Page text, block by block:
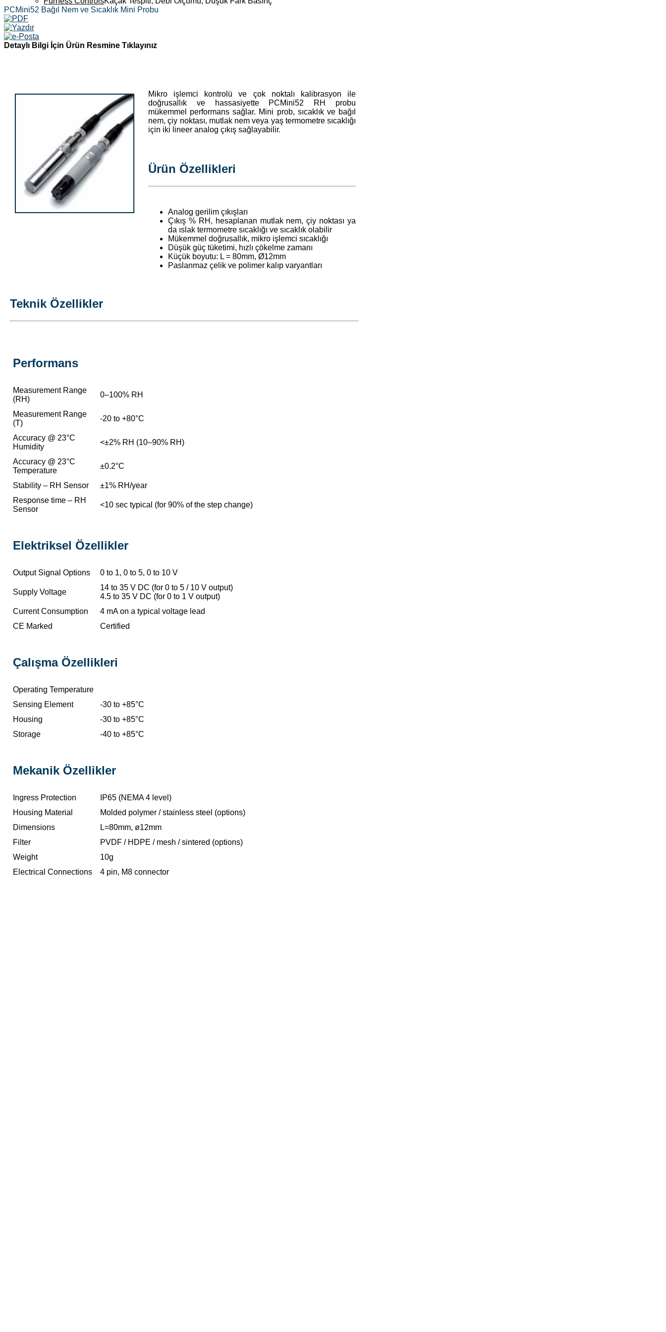
PCMini52 Bağıl Nem ve Sıcaklık Mini Probu
Detaylı Bilgi İçin Ürün Resmine Tıklayınız
Mikro işlemci kontrolü ve çok noktalı kalibrasyon ile
doğrusallık ve hassasiyette PCMini52 RH probu
mükemmel performans sağlar. Mini prob, sıcaklık ve bağıl
nem, çiy noktası, mutlak nem veya yaş termometre sıcaklığı
için iki lineer analog çıkış sağlayabilir.
Ürün Özellikleri
Analog gerilim çıkışları
Çıkış % RH, hesaplanan mutlak nem, çiy noktası ya
da ıslak termometre sıcaklığı ve sıcaklık olabilir
Mükemmel doğrusallık, mikro işlemci sıcaklığı
Düşük güç tüketimi, hızlı çökelme zamanı
Küçük boyutu: L = 80mm, Ø12mm
Paslanmaz çelik ve polimer kalıp varyantları
Teknik Özellikler
Performans
Measurement Range
(RH)
0–100% RH
Measurement Range
(T)
-20 to +80°C
Accuracy @ 23°C
Humidity
<±2% RH (10–90% RH)
Accuracy @ 23°C
Temperature
±0.2°C
Stability – RH Sensor
±1% RH/year
Response time – RH
Sensor
<10 sec typical (for 90% of the step change)
Elektriksel Özellikler
Output Signal Options 0 to 1, 0 to 5, 0 to 10 V
Supply Voltage
14 to 35 V DC (for 0 to 5 / 10 V output)
4.5 to 35 V DC (for 0 to 1 V output)
Current Consumption
4 mA on a typical voltage lead
CE Marked
Certified
Çalışma Özellikleri
Operating Temperature
Sensing Element
-30 to +85°C
Housing
-30 to +85°C
Storage
-40 to +85°C
Mekanik Özellikler
Ingress Protection
IP65 (NEMA 4 level)
Housing Material
Molded polymer / stainless steel (options)
Dimensions
L=80mm, ø12mm
Filter
PVDF / HDPE / mesh / sintered (options)
Weight
10g
Electrical Connections
4 pin, M8 connector